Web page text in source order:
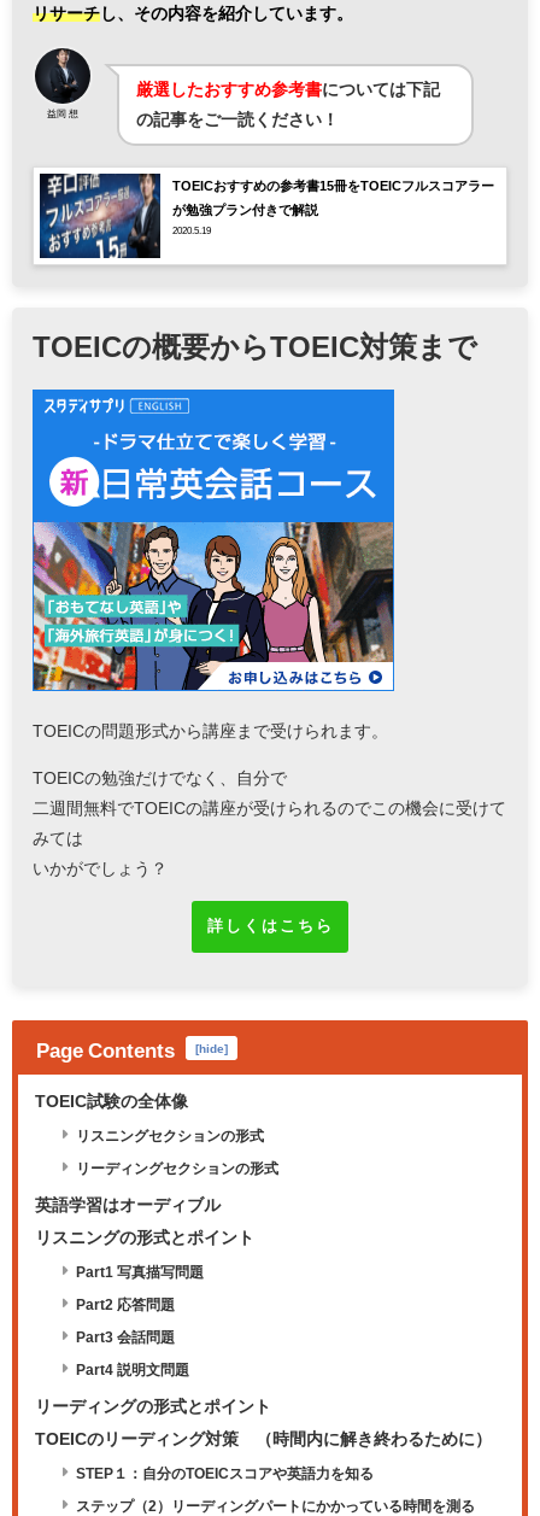
リサーチ し、 その内容を紹介しています。
益岡 想
厳選したおすすめ参考書については下記
の記事をご一読ください！
TOEICおすすめの参考書15冊をTOEICフルスコアラー
が勉強プラン付きで解説
2020.5.19
TOEICの概要からTOEIC対策まで
TOEICの問題形式から講座まで受けられます。
TOEICの勉強だけでなく、自分で
二週間無料でTOEICの講座が受けられるのでこの機会に受けて
みては
いかがでしょう？
詳しくはこちら
Page Contents [hide]
TOEIC試験の全体像
リスニングセクションの形式
リーディングセクションの形式
英語学習はオーディブル
リスニングの形式とポイント
Part1 写真描写問題
Part2 応答問題
Part3 会話問題
Part4 説明文問題
リーディングの形式とポイント
TOEICのリーディング対策 （時間内に解き終わるために）
STEP１：自分のTOEICスコアや英語力を知る
ステップ（2）リーディングパートにかかっている時間を測る